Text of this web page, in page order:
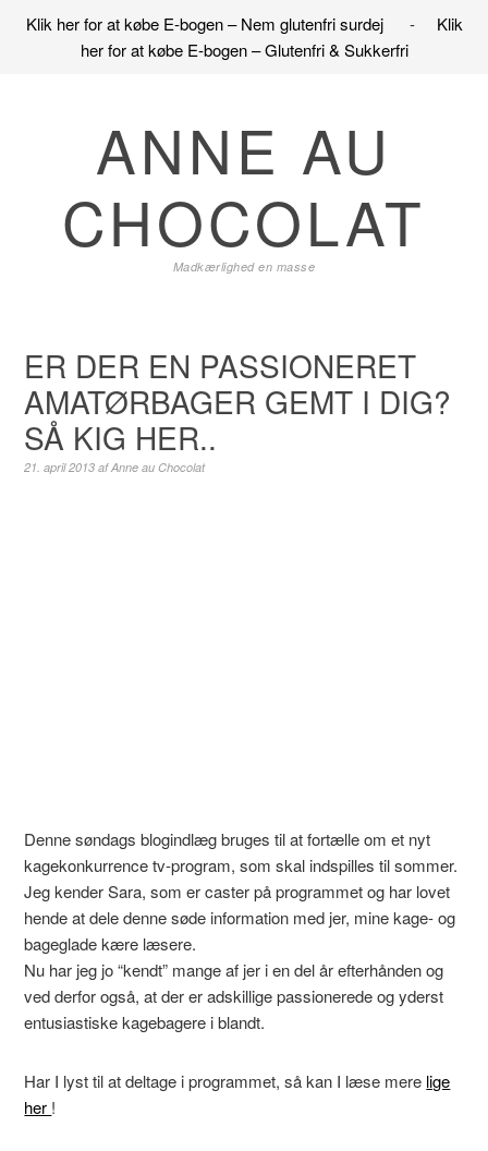
Klik her for at købe E-bogen – Nem glutenfri surdej - Klik
her for at købe E-bogen – Glutenfri & Sukkerfri
ANNE AU
CHOCOLAT
Madkærlighed en masse
ER DER EN PASSIONERET
AMATØRBAGER GEMT I DIG?
SÅ KIG HER..
21. april 2013 afAnne au Chocolat
Denne søndags blogindlæg bruges til at fortælle om et nyt
kagekonkurrence tv-program, som skal indspilles til sommer.
Jeg kender Sara, som er caster på programmet og har lovet
hende at dele denne søde information med jer, mine kage- og
bageglade kære læsere.
Nu har jeg jo “kendt” mange af jer i en del år efterhånden og
ved derfor også, at der er adskillige passionerede og yderst
entusiastiske kagebagere i blandt.
Har I lyst til at deltage i programmet, så kan I læse mere lige
her !